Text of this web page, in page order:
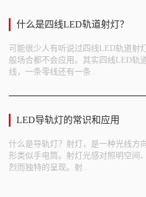
什么是四线LED轨道射灯？
可能很少人有听说过四线LED轨道射
般场合都不会应用。其实四线LED轨
线，一条零线还有一条..
LED导轨灯的常识和应用
什么是导轨灯？射灯，是一种光线方
形类似手电筒。射灯光感对照明空间
烈而独特的呈现。射..